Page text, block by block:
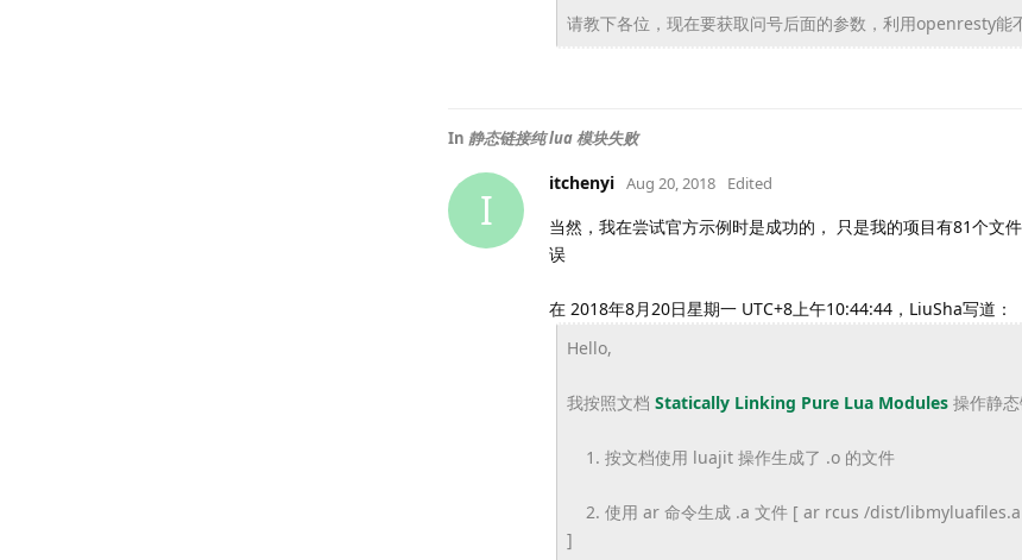
请教下各位，现在要获取问号后面的参数， 利用openresty能
In 静态链接纯 lua 模块失败
I
itchenyi Aug 20, 2018 Edited
当然，我在尝试官方示例时是成功的， 只是我的项目有81个文
误
在 2018年8月20日星期一 UTC+8上午10:44:44，LiuSha写道：
Hello,
我按照文档 Statically Linking Pure Lua Modules操作静态
1. 按文档使用 luajit 操作生成了 .o 的文件
2. 使用 ar 命令生成 .a 文件 [ ar rcus /dist/
]